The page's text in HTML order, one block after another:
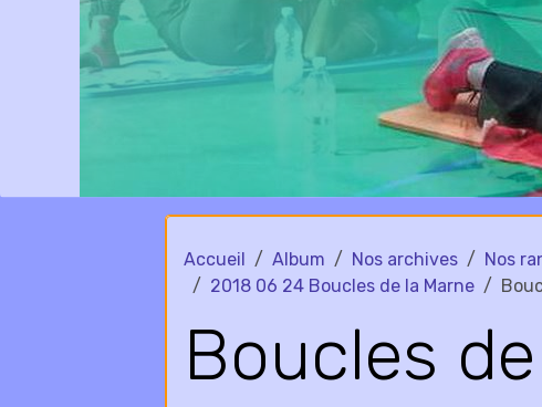
Accueil Album Nos archives Nos
2018 06 24 Boucles de la Marne
Boucles